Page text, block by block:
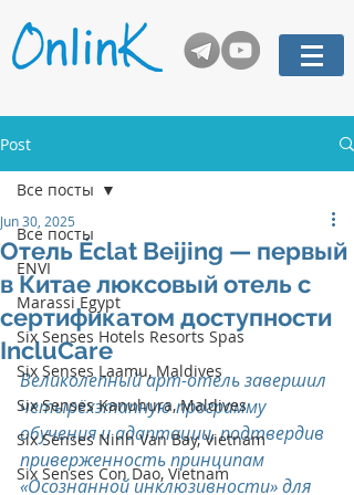
Post
Все посты
ENVI
Marassi Egypt
Six Senses Hotels Resorts Spas
Six Senses Laamu, Maldives
Six Senses Kanuhura, Maldives
Six Senses Ninh Van Bay, Vietnam
Six Senses Con Dao, Vietnam
Все посты
Отель Éclat Beijing — первый
в Китае люксовый отель с
сертификатом доступности
IncluCare
Jun 30, 2025
Великолепный арт-отель завершил
четырёхэтапную программу
обучения и адаптации, подтвердив
приверженность принципам
«Осознанной инклюзивности» для